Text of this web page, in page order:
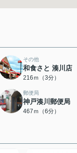
その他
和食さと 湊川店
216ｍ（3分）
郵便局
神戸湊川郵便局
467ｍ（6分）